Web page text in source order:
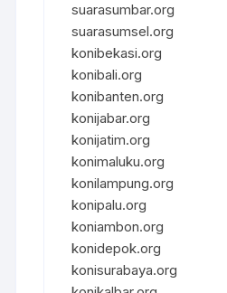
suarasumbar.org
suarasumsel.org
konibekasi.org
konibali.org
konibanten.org
konijabar.org
konijatim.org
konimaluku.org
konilampung.org
konipalu.org
koniambon.org
konidepok.org
konisurabaya.org